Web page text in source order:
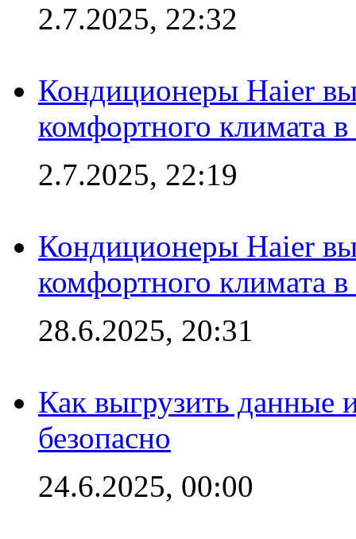
2.7.2025, 22:32
Кондиционеры Haier
комфортного климата
2.7.2025, 22:19
Кондиционеры Haier
комфортного климата
28.6.2025, 20:31
Как выгрузить данные
безопасно
24.6.2025, 00:00